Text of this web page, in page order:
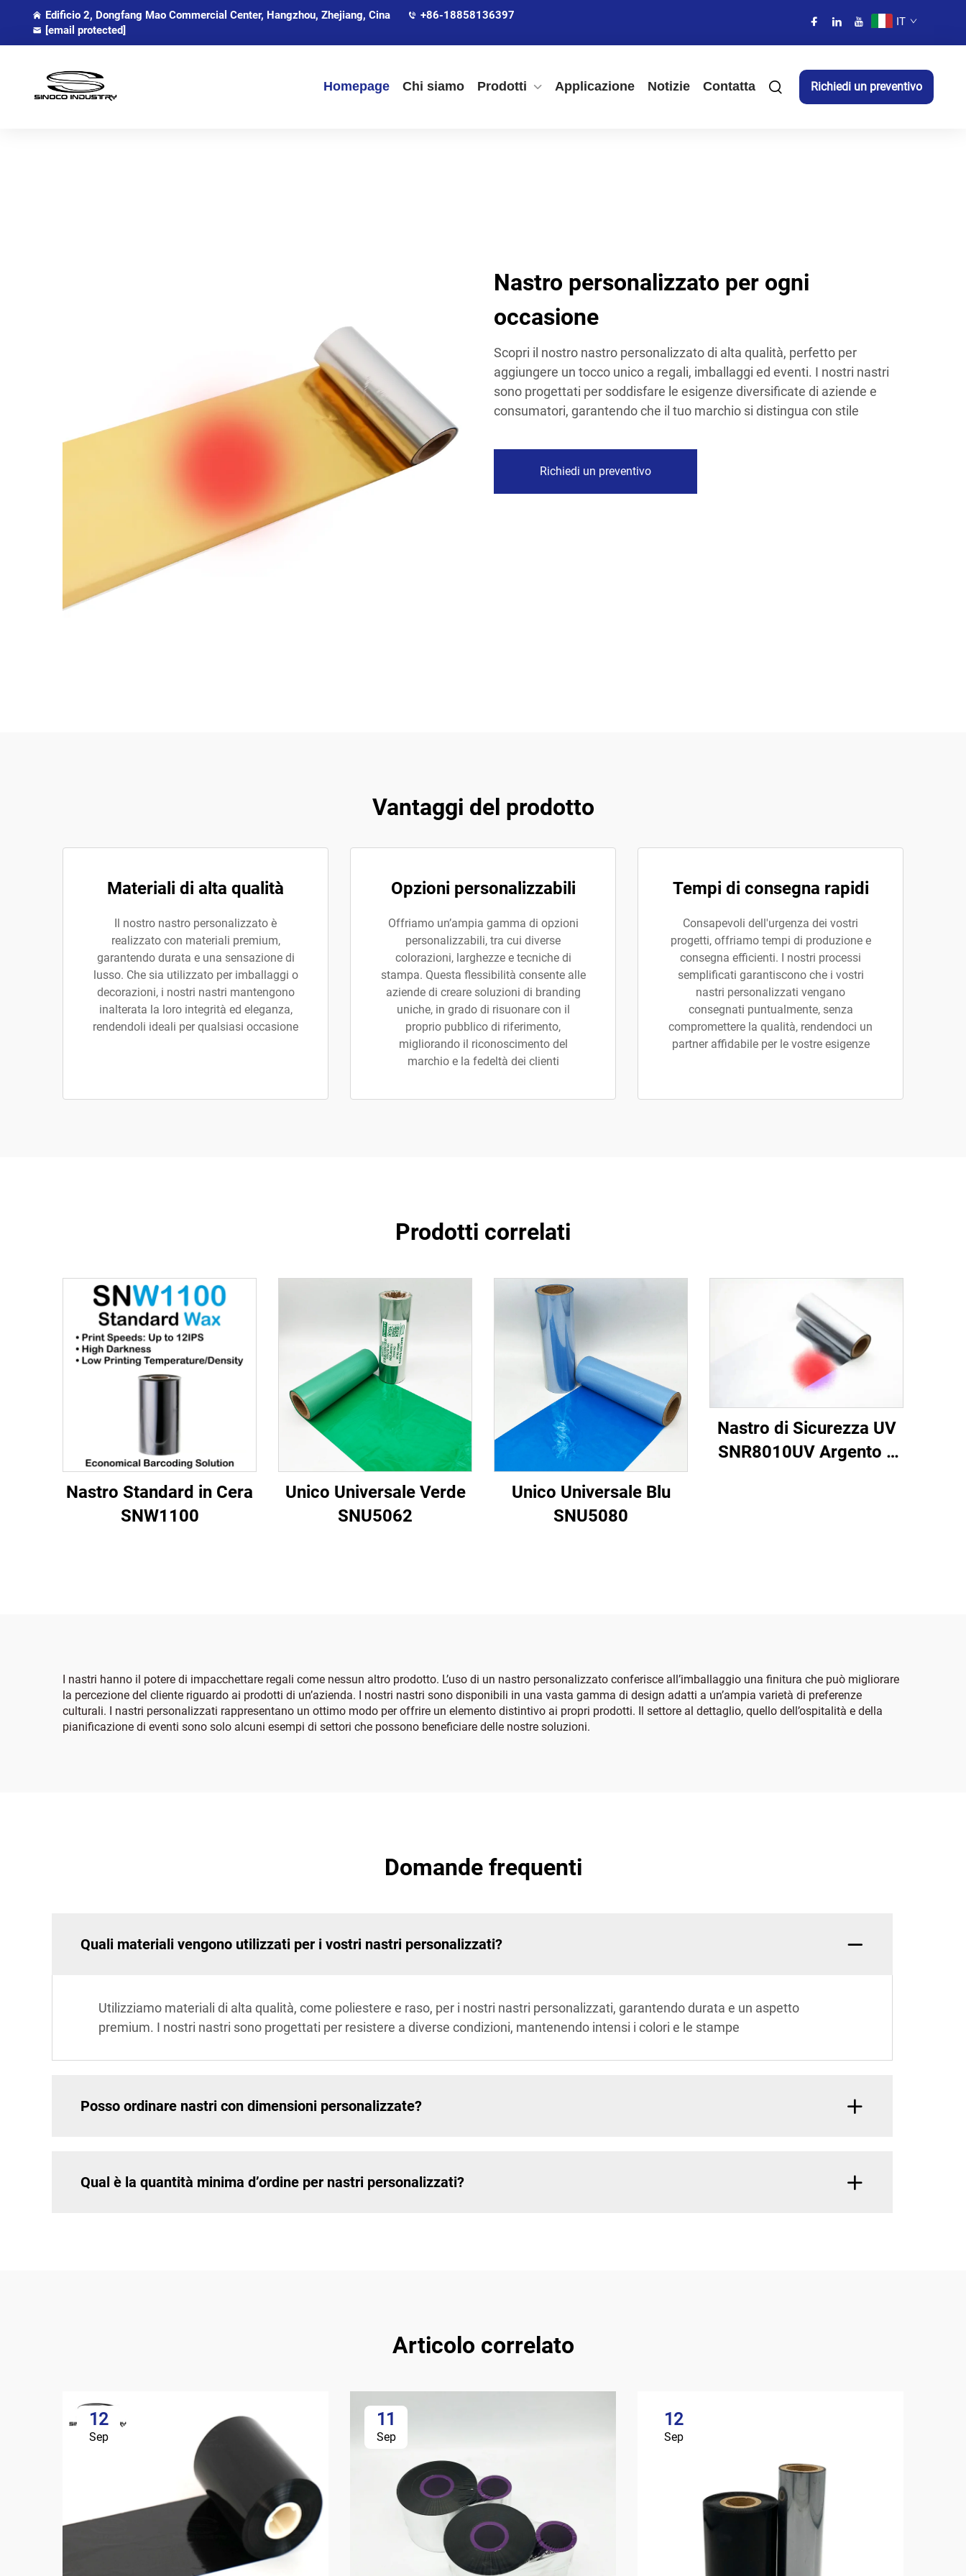
Edificio 2, Dongfang Mao Commercial Center, Hangzhou, Zhejiang, Cina
+86-18858136397
[email protected]
IT
Homepage Chi siamo Prodotti Applicazione Notizie Contatta Richiedi un preventivo
Nastro personalizzato per ogni
occasione
Scopri il nostro nastro personalizzato di alta qualità, perfetto per
aggiungere un tocco unico a regali, imballaggi ed eventi. I nostri nastri
sono progettati per soddisfare le esigenze diversificate di aziende e
consumatori, garantendo che il tuo marchio si distingua con stile
Richiedi un preventivo
Vantaggi del prodotto
Materiali di alta qualità
Il nostro nastro personalizzato è
realizzato con materiali premium,
garantendo durata e una sensazione di
lusso. Che sia utilizzato per imballaggi o
decorazioni, i nostri nastri mantengono
inalterata la loro integrità ed eleganza,
rendendoli ideali per qualsiasi occasione
Opzioni personalizzabili
Offriamo un’ampia gamma di opzioni
personalizzabili, tra cui diverse
colorazioni, larghezze e tecniche di
stampa. Questa flessibilità consente alle
aziende di creare soluzioni di branding
uniche, in grado di risuonare con il
proprio pubblico di riferimento,
migliorando il riconoscimento del
marchio e la fedeltà dei clienti
Tempi di consegna rapidi
Consapevoli dell'urgenza dei vostri
progetti, offriamo tempi di produzione e
consegna efficienti. I nostri processi
semplificati garantiscono che i vostri
nastri personalizzati vengano
consegnati puntualmente, senza
compromettere la qualità, rendendoci un
partner affidabile per le vostre esigenze
Prodotti correlati
Nastro Standard in Cera
SNW1100
Unico Universale Verde
SNU5062
Unico Universale Blu
SNU5080
Nastro di Sicurezza UV
SNR8010UV Argento a
I nastri hanno il potere di impacchettare regali come nessun altro prodotto. L’uso di un nastro personalizzato conferisce all’imballaggio una finitura che può migliorare
la percezione del cliente riguardo ai prodotti di un’azienda. I nostri nastri sono disponibili in una vasta gamma di design adatti a un’ampia varietà di preferenze
culturali. I nastri personalizzati rappresentano un ottimo modo per offrire un elemento distintivo ai propri prodotti. Il settore al dettaglio, quello dell’ospitalità e della
pianificazione di eventi sono solo alcuni esempi di settori che possono beneficiare delle nostre soluzioni.
Domande frequenti
Quali materiali vengono utilizzati per i vostri nastri personalizzati?
Utilizziamo materiali di alta qualità, come poliestere e raso, per i nostri nastri personalizzati, garantendo durata e un aspetto
premium. I nostri nastri sono progettati per resistere a diverse condizioni, mantenendo intensi i colori e le stampe
Posso ordinare nastri con dimensioni personalizzate?
Qual è la quantità minima d’ordine per nastri personalizzati?
Articolo correlato
12
Sep
11
Sep
12
Sep